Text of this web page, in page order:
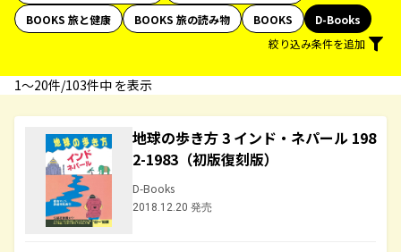
BOOKS 旅と健康
BOOKS 旅の読み物 BOOKS
D-Books
絞り込み条件を追加
1〜20件/103件中 を表示
地球の歩き方 3 インド・ネパール 198
2-1983（初版復刻版）
D-Books
2018.12.20 発売